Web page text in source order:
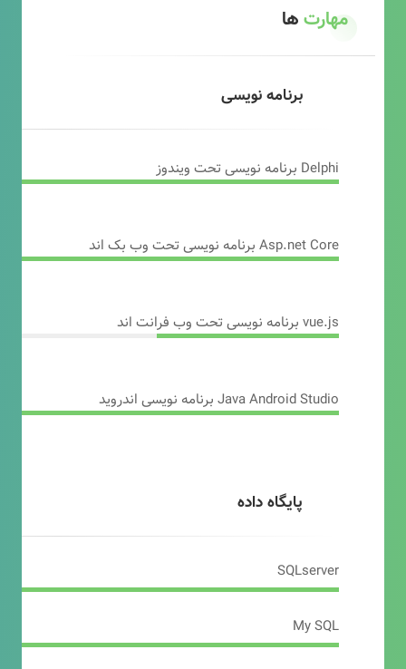
مهارتها
برنامه نویسی
Delphi برنامه نویسی تحت ویندوز
Asp.net Core برنامه نویسی تحت وب بک اند
vue.js برنامه نویسی تحت وب فرانت اند
Java Android Studio برنامه نویسی اندروید
پایگاه داده
SQLserver
My SQL